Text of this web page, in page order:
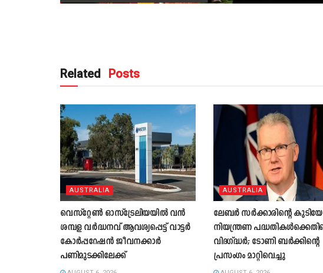
Related Posts
AUSTRALIA
വെസ്റ്റേൺ ഓസ്‌ട്രേലിയയിൽ വൻ
ശമ്പള വർദ്ധനവ് ആവശ്യപ്പെട്ട് വാട്ടർ
കോർപ്പറേഷൻ ജീവനക്കാർ
പണിമുടക്കിലേക്ക്
AUSTRALIA
ലേബർ സർക്കാരിന്റെ
നിയന്ത്രണ
വിദഗ്ദ്ധർ; ടോണി ബർക്കിന്റെ
പ്രസംഗം മാറ്റിവെച്ചു